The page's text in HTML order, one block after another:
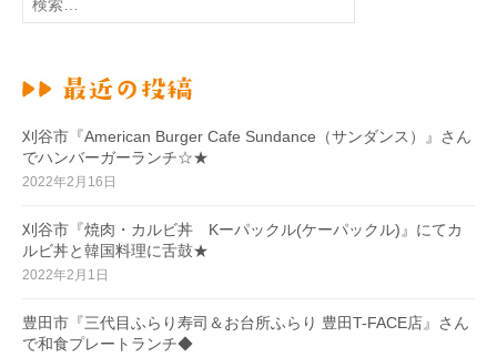
索
刈谷市『American Burger Cafe Sundance（サンダンス）』さん
でハンバーガーランチ☆★
2022年2月16日
刈谷市『焼肉・カルビ丼 Kーパックル(ケーパックル)』にてカ
ルビ丼と韓国料理に舌鼓★
2022年2月1日
豊田市『三代目ふらり寿司＆お台所ふらり 豊田T-FACE店』さん
で和食プレートランチ◆